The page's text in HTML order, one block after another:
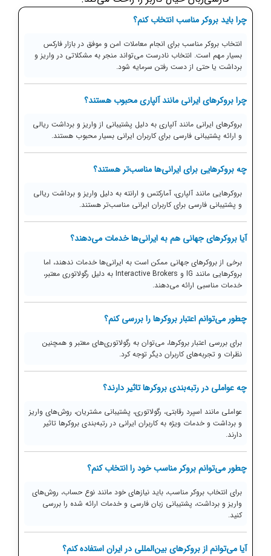
چرا باید بروکر مناسب انتخاب کنم؟
انتخاب بروکر مناسب برای انجام معاملات امن و موفق در بازار فارکس
بسیار مهم است. انتخاب نادرست می‌تواند منجر به مشکلاتی در واریز و
برداشت یا حتی از دست رفتن سرمایه شود.
چرا بروکرهای ایرانی مانند آلپاری محبوب هستند؟
بروکرهای ایرانی مانند آلپاری به دلیل پشتیبانی از واریز و برداشت ریالی
و ارائه پشتیبانی فارسی برای کاربران ایرانی بسیار محبوب هستند.
چه بروکرهایی برای ایرانی‌ها مناسب‌تر هستند؟
بروکرهایی مانند آلپاری، آمارکتس و ارانته به دلیل واریز و برداشت ریالی
و پشتیبانی فارسی برای کاربران ایرانی مناسب‌تر هستند.
آیا بروکرهای جهانی هم به ایرانی‌ها خدمات می‌دهند؟
برخی از بروکرهای جهانی ممکن است به ایرانی‌ها خدمات ندهند، اما
بروکرهایی مانند IG و Interactive Brokers به دلیل رگولاتوری معتبر،
خدمات مناسبی ارائه می‌دهند.
چطور می‌توانم اعتبار بروکرها را بررسی کنم؟
برای بررسی اعتبار بروکرها، می‌توان به رگولاتوری‌های معتبر و همچنین
نظرات و تجربه‌های کاربران دیگر توجه کرد.
چه عواملی در رتبه‌بندی بروکرها تاثیر دارند؟
عواملی مانند اسپرد رقابتی، رگولاتوری، پشتیبانی مشتریان، روش‌های واریز
و برداشت و خدمات ویژه به کاربران ایرانی در رتبه‌بندی بروکرها تاثیر
دارند.
چطور می‌توانم بروکر مناسب خود را انتخاب کنم؟
برای انتخاب بروکر مناسب، باید نیازهای خود مانند نوع حساب، روش‌های
واریز و برداشت، پشتیبانی زبان فارسی و خدمات ارائه شده را بررسی
کنید.
آیا می‌توانم از بروکرهای بین‌المللی در ایران استفاده کنم؟